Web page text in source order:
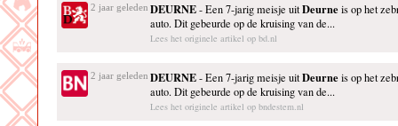
2 jaar geleden DEURNE- Een 7-jarig meisje uitDeurneis op het
auto. Dit gebeurde op de kruising van de...
Lees het originele artikel op bd.nl
2 jaar geleden DEURNE- Een 7-jarig meisje uitDeurneis op het
auto. Dit gebeurde op de kruising van de...
Lees het originele artikel op bndestem.nl